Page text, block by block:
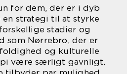
for dem, der er i dyb
en strategi til at styrke
stadier og
som Nørrebro, der er
og kulturelle
være særligt gavnligt.